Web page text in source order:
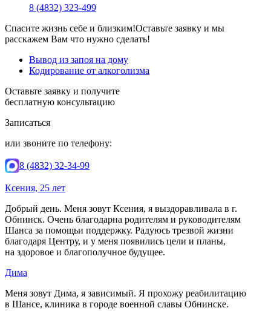
8 (4832) 323-499
Спасите жизнь себе и близким!Оставьте заявку и мы
расскажем Вам что нужно сделать!
Вывод из запоя на дому
Кодирование от алкоголизма
Оставьте заявку и получите
бесплатную консультацию
Записаться
или звоните по телефону:
8 (4832) 32-34-99
Ксения, 25 лет
Добрый день. Меня зовут Ксения, я выздоравливала в г.
Обнинск. Очень благодарна родителям и руководителям
Шанса за помощьи поддержку. Радуюсь трезвой жизни
благодаря Центру, и у меня появились цели и планы,
на здоровое и благополучное будущее.
Дима
Меня зовут Дима, я зависимый. Я прохожу реабилитацию
в Шансе, клиника в городе военной славы Обнинске.